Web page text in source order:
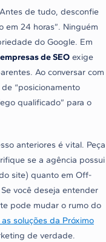
de tudo, desconfie
em 24 horas”. Ninguém
do Google. Em
de SEO exige
Ao conversar com
“posicionamento
qualificado” para o
anteriores é vital. Peça
se a agência possui
site) quanto em Off-
você deseja entender
pode mudar o rumo do
soluções da Próximo
de verdade.